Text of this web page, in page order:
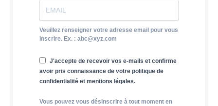
Veuillez renseigner votre adresse email pour vous
inscrire. Ex. : abc@xyz.com
J'accepte de recevoir vos e-mails et confirme
avoir pris connaissance de votre politique de
confidentialité et mentions légales.
Vous pouvez vous désinscrire à tout moment en